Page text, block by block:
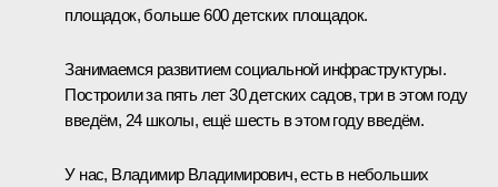
площадок, больше 600 детских площадок.
Занимаемся развитием социальной инфраструктуры.
Построили за пять лет 30 детских садов, три в этом году
введём, 24 школы, ещё шесть в этом году введём.
У нас, Владимир Владимирович, есть в небольших